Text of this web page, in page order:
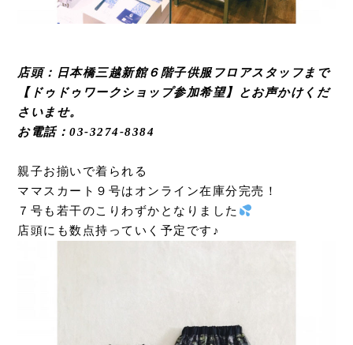
店頭：日本橋三越新館６階子供服フロアスタッフまで
【ドゥドゥワークショップ参加希望】とお声かけくだ
さいませ。
お電話：03-3274-8384
親子お揃いで着られる
ママスカート９号はオンライン在庫分完売！
７号も若干のこりわずかとなりました
店頭にも数点持っていく予定です♪